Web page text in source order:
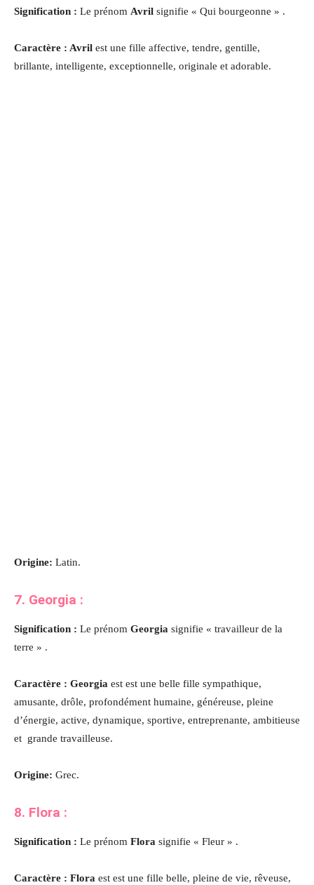
Signification : Le prénom Avril signifie « Qui bourgeonne » .
Caractère : Avril est une fille affective, tendre, gentille,
brillante, intelligente, exceptionnelle, originale et adorable.
Origine: Latin.
7. Georgia :
Signification : Le prénom Georgia signifie « travailleur de la
terre » .
Caractère : Georgia est est une belle fille sympathique,
amusante, drôle, profondément humaine, généreuse, pleine
d’énergie, active, dynamique, sportive, entreprenante, ambitieuse
et grande travailleuse.
Origine: Grec.
8. Flora :
Signification : Le prénom Flora signifie « Fleur » .
Caractère : Flora est est une fille belle, pleine de vie, rêveuse,